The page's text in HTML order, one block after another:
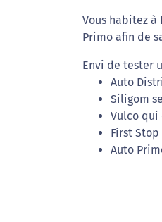
Vous habitez à
Primo afin de
Envi de tester
Auto
Siligom
Vulco qui
First
Auto